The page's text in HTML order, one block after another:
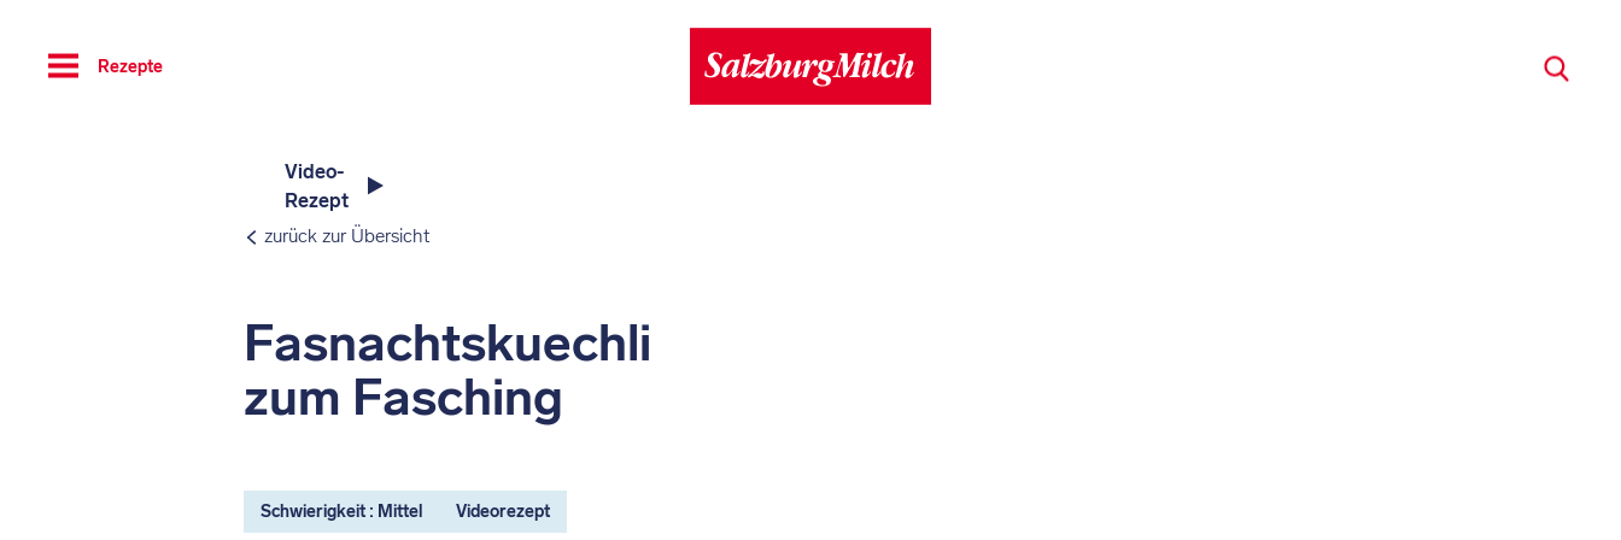
Toggle
navigation
Rezepte
Video-
Rezept
zurück zur Übersicht
Fasnachtskuechli
zum Fasching
Schwierigkeit : Mittel Videorezept